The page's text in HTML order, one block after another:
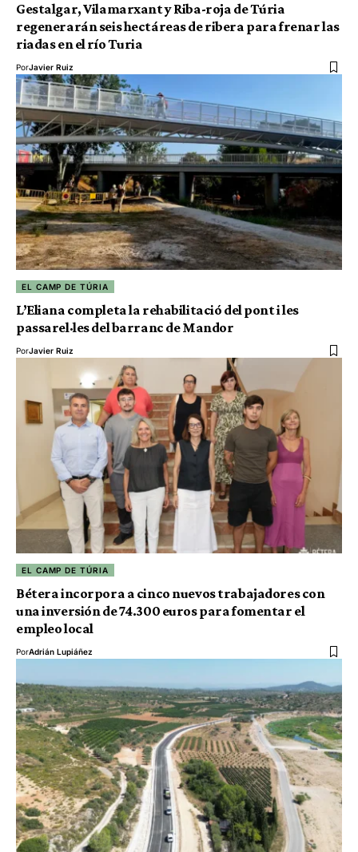
Gestalgar, Vilamarxant y Riba-roja de Túria
regenerarán seis hectáreas de ribera para frenar las
riadas en el río Turia
PorJavier Ruiz
EL CAMP DE TÚRIA
L’Eliana completa la rehabilitació del pont i les
passarel·les del barranc de Mandor
PorJavier Ruiz
EL CAMP DE TÚRIA
Bétera incorpora a cinco nuevos trabajadores con
una inversión de 74.300 euros para fomentar el
empleo local
PorAdrián Lupiáñez